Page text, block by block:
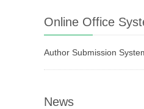
Online Office
Author Submission
News